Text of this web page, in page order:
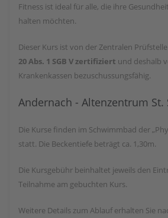
Fitness ist ideal für alle, die ihre
halten möchten.
Dieser Kurs ist von der Zentralen
20 Abs. 1 SGB V zertifiziert und deshalb
Krankenkassen bezuschussungsfähig.
Andernach - Altenzentrum St.
Die Kurse finden im Schwimmbad der
statt. Die Beckentiefe beträgt ca. 1,30m.
Die Kursgebühr beinhaltet jeweils den
Teilnahme am gebuchten Kurs.
Weitere Details zum Ablauf erhalten Sie